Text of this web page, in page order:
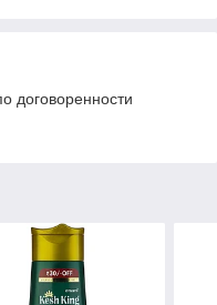
договоренности